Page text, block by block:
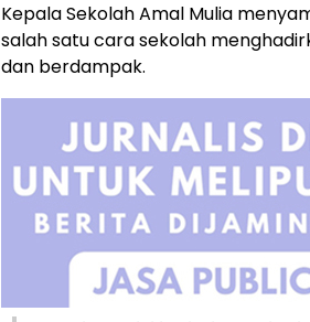
Kepala Sekolah Amal Mulia
salah satu cara sekolah
dan berdampak.